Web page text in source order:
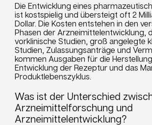
Die Entwicklung eines
ist kostspielig und übersteigt oft 2
Dollar. Die Kosten entstehen in den
Phasen der Arzneimittelentwicklung,
vorklinische Studien, groß angelegte
Studien, Zulassungsanträge und
kommen Ausgaben für die
Entwicklung der Rezeptur und das
Produktlebenszyklus.
Was ist der Unterschied
Arzneimittelforschung und
Arzneimittelentwicklung?